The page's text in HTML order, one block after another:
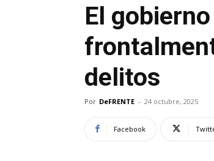
El
delitos
Por DeFRENTE - 24 octubre, 2025
Facebook